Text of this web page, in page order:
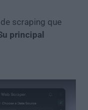
scraping que
principal